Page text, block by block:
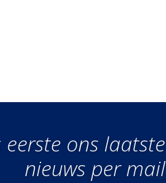
ons laatste
nieuws per mail